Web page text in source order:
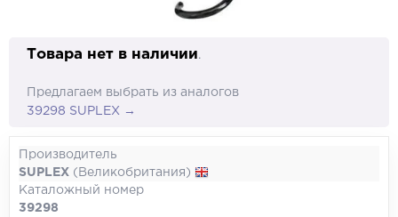
Товара нет в наличии.
Предлагаем выбрать из аналогов
39298 SUPLEX →
Производитель
SUPLEX (Великобритания)
Каталожный номер
39298